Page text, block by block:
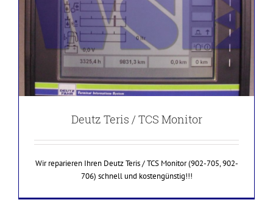
Deutz Teris / TCS Monitor
Wir reparieren Ihren Deutz Teris / TCS Monitor (902-705, 902-
706) schnell und kostengünstig!!!